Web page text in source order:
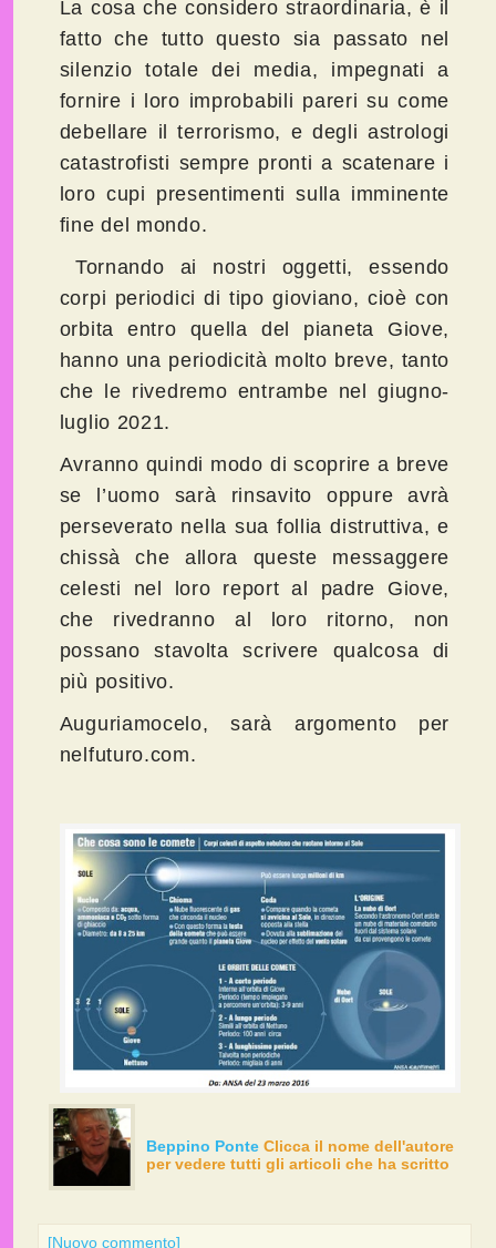
La cosa che considero straordinaria, è il
fatto che tutto questo sia passato nel
silenzio totale dei media, impegnati a
fornire i loro improbabili pareri su come
debellare il terrorismo, e degli astrologi
catastrofisti sempre pronti a scatenare i
loro cupi presentimenti sulla imminente
fine del mondo.
Tornando ai nostri oggetti, essendo
corpi periodici di tipo gioviano, cioè con
orbita entro quella del pianeta Giove,
hanno una periodicità molto breve, tanto
che le rivedremo entrambe nel giugno-
luglio 2021.
Avranno quindi modo di scoprire a breve
se l’uomo sarà rinsavito oppure avrà
perseverato nella sua follia distruttiva, e
chissà che allora queste messaggere
celesti nel loro report al padre Giove,
che rivedranno al loro ritorno, non
possano stavolta scrivere qualcosa di
più positivo.
Auguriamocelo, sarà argomento per
nelfuturo.com.
Beppino Ponte Clicca il nome dell'autore
per vedere tutti gli articoli che ha scritto
[Nuovo commento]